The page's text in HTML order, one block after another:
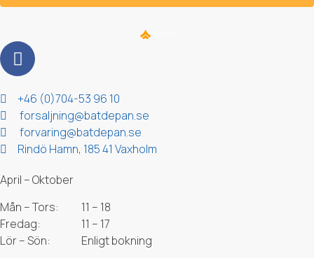
+46 (0)704-53 96 10
forsaljning@batdepan.se
forvaring@batdepan.se
Rindö Hamn, 185 41 Vaxholm
April – Oktober
Mån – Tors:
11 – 18
Fredag:
11 – 17
Lör – Sön:
Enligt bokning